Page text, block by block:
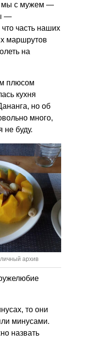
мы с мужем —
—
часть наших
маршрутов
на
плюсом
кухня
но об
много,
не буду.
архив
то они
минусами.
назвать